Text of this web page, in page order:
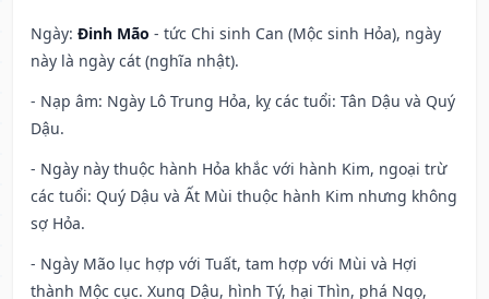
Ngày: Đinh Mão - tức Chi sinh Can (Mộc sinh Hỏa), ngày
này là ngày cát (nghĩa nhật).
- Nạp âm: Ngày Lô Trung Hỏa, kỵ các tuổi: Tân Dậu và Quý
Dậu.
- Ngày này thuộc hành Hỏa khắc với hành Kim, ngoại trừ
các tuổi: Quý Dậu và Ất Mùi thuộc hành Kim nhưng không
sợ Hỏa.
- Ngày Mão lục hợp với Tuất, tam hợp với Mùi và Hợi
thành Mộc cục. Xung Dậu, hình Tý, hại Thìn, phá Ngọ,